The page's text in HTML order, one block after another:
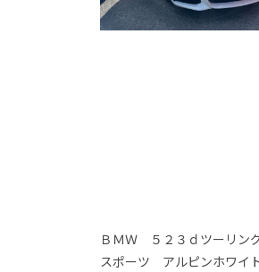
ＢＭＷ ５２３ｄツーリン
スポーツ アルピンホワイ